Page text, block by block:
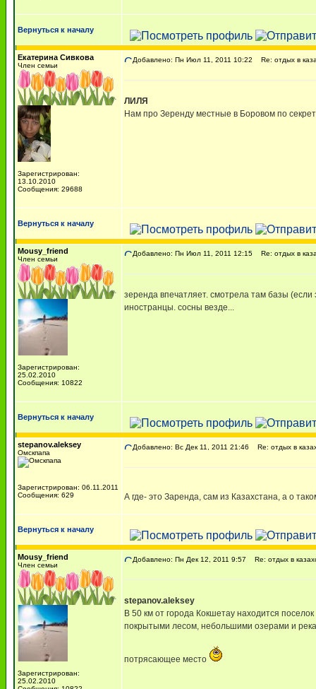
Вернуться к началу
Екатерина Сивкова
Член семьи
Зарегистрирован:
13.10.2010
Сообщения: 29688
Добавлено: Пн Июл 11, 2011 10:22 Re: отдых в
ЛИЛЯ
Нам про Зеренду местные в Боровом по
Вернуться к началу
Mousy_friend
Член семьи
Зарегистрирован:
25.02.2010
Сообщения: 10822
Добавлено: Пн Июл 11, 2011 12:15 Re: отдых в
зеренда впечатляет. смотрела там базы
иностранцы. сосны везде...
Вернуться к началу
stepanov.aleksey
Омскпапа
Зарегистрирован: 06.11.2011
Сообщения: 629
Добавлено: Вс Дек 11, 2011 21:46 Re: отдых в
А где- это Заренда, сам из Казахстана, а о
Вернуться к началу
Mousy_friend
Член семьи
Зарегистрирован:
25.02.2010
Добавлено: Пн Дек 12, 2011 9:57 Re: отдых в
stepanov.aleksey
В 50 км от города Кокшетау находится
покрытыми лесом, небольшими озерами и
потрясающее место